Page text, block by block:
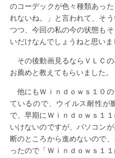
のコーデックが色々種類あっ
れないね。」と言われて、そ
つつ、今回の私の今の状態も
いだけなんでしょうねと思いま
その後動画見るならＶＬＣ
お薦めと教えてもらいました。
他にもＷｉｎｄｏｗｓ１０
ているので、ウイルス耐性が
で、早期にＷｉｎｄｏｗｓ１
いけないのですが、パソコン
断のところから進めないので
ったので「Ｗｉｎｄｏｗｓ１